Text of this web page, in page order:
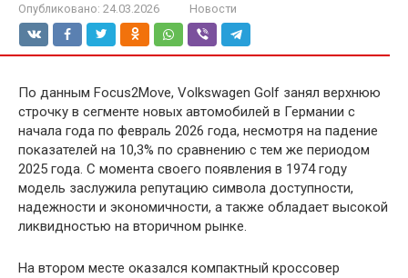
Опубликовано: 24.03.2026 Новости
По данным Focus2Move, Volkswagen Golf занял верхнюю
строчку в сегменте новых автомобилей в Германии с
начала года по февраль 2026 года, несмотря на падение
показателей на 10,3% по сравнению с тем же периодом
2025 года. С момента своего появления в 1974 году
модель заслужила репутацию символа доступности,
надежности и экономичности, а также обладает высокой
ликвидностью на вторичном рынке.
На втором месте оказался компактный кроссовер